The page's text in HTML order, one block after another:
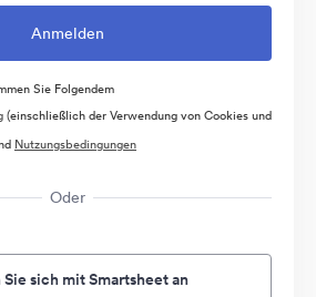
Sie Folgendem
(einschließlich der Verwendung von Cookies und
Nutzungsbedingungen
Oder
sich mit Smartsheet an